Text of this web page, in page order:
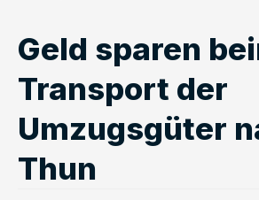
Geld sparen
Transport der
Umzugsgüter
Thun